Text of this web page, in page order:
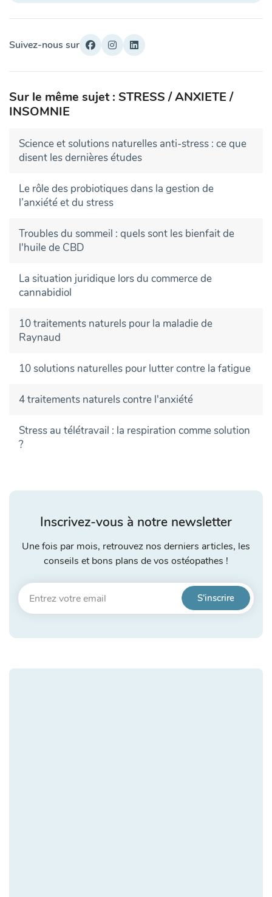
Suivez-nous sur
Sur le même sujet : STRESS / ANXIETE /
INSOMNIE
Science et solutions naturelles anti-stress : ce que
disent les dernières études
Le rôle des probiotiques dans la gestion de
l’anxiété et du stress
Troubles du sommeil : quels sont les bienfait de
l'huile de CBD
La situation juridique lors du commerce de
cannabidiol
10 traitements naturels pour la maladie de
Raynaud
10 solutions naturelles pour lutter contre la fatigue
4 traitements naturels contre l'anxiété
Stress au télétravail : la respiration comme solution
?
Inscrivez-vous à notre newsletter
Une fois par mois, retrouvez nos derniers articles, les
conseils et bons plans de vos ostéopathes !